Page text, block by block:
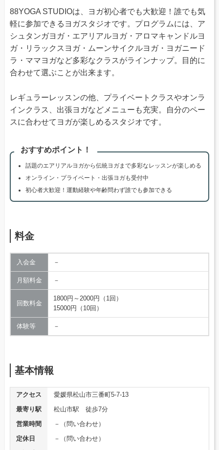
88YOGA STUDIOは、ヨガ初心者でも大歓迎！誰でも気
軽に参加できるヨガスタジオです。プログラムには、ア
シュタンガヨガ・エアリアルヨガ・アロマキャンドルヨ
ガ・リラックスヨガ・ムーンサイクルヨガ・ヨガニード
ラ・ママヨガなど多彩なクラスがラインナップ。目的に
合わせて選ぶことが出来ます。
レギュラーレッスンの他、プライベートクラスやオンラ
インクラス、出張ヨガなどメニューも充実。自分のペー
スに合わせてヨガが楽しめるスタジオです。
おすすめポイント！
話題のエアリアルヨガから伝統ヨガまで多彩なレッスンが楽しめる
オンライン・プライベート・出張ヨガも受付中
初心者大歓迎！運動経験や年齢問わず誰でも参加できる
料金
入会金 －
月額料金 －
回数料金
1800円～2000円（1回）
15000円（10回）
体験等 －
基本情報
アクセス
愛媛県松山市三番町5-7-13
最寄り駅
松山市駅 徒歩7分
営業時間
－（問い合わせ）
定休日
－（問い合わせ）